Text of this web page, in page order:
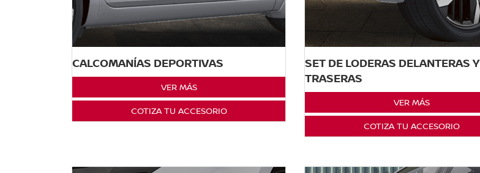
CALCOMANÍAS DEPORTIVAS
VER MÁS
COTIZA TU ACCESORIO
SET DE LODERAS DELANTERAS Y
TRASERAS
VER MÁS
COTIZA TU ACCESORIO